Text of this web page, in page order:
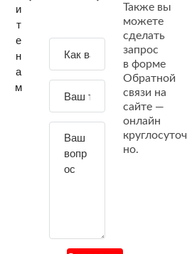
и
т
е
н
а
м
Также вы
можете
сделать
запрос
в форме
Обратной
связи на
сайте —
онлайн
круглосуточ
но.